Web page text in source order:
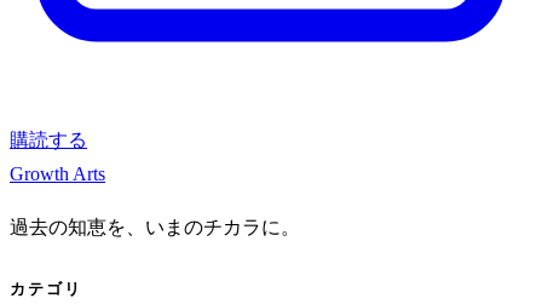
購読する
Growth Arts
過去の知恵を、いまのチカラに。
カテゴリ